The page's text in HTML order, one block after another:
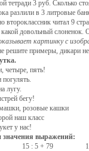
тетради 3 руб. Сколько
разлили в 3 литровые
второклассник читал 9
довольный слоненок.
картинку с
решите примеры, дикари не
четыре, пять!
лугу.
бегу!
розовые кашки
наш класс
у нас!
значения выражений:
87 15 : 5 + 79 16 :